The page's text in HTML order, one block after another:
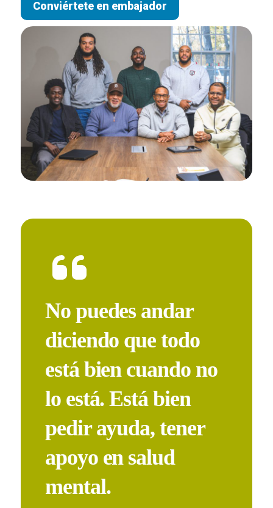
Conviértete en embajador
No puedes andar
diciendo que todo
está bien cuando no
lo está. Está bien
pedir ayuda, tener
apoyo en salud
mental.